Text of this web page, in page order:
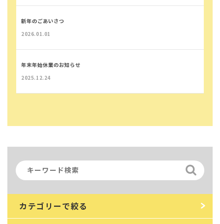
新年のごあいさつ
2026.01.01
年末年始休業のお知らせ
2025.12.24
カテゴリーで絞る